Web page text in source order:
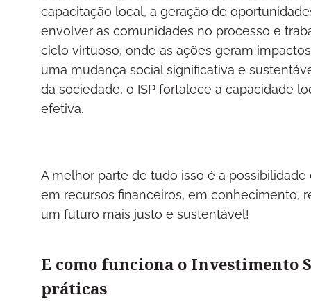
capacitação local, a geração de
envolver as comunidades no processo e
ciclo virtuoso, onde as ações geram
uma mudança social significativa e
da sociedade, o ISP fortalece a capacidade
efetiva.
A melhor parte de tudo isso é a
em recursos financeiros, em conhecimento,
um futuro mais justo e sustentável!
E como funciona o Investimento
práticas